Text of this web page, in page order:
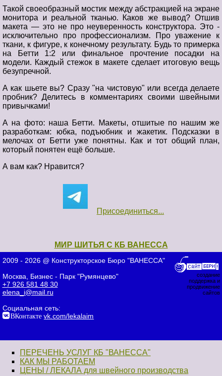
Такой своеобразный мостик между абстракцией на экране
монитора и реальной тканью. Каков же вывод? Отшив
макета — это не про неуверенность конструктора. Это -
исключительно про профессионализм. Про уважение к
ткани, к фигуре, к конечному результату. Будь то примерка
на Бетти 1:2 или финальное прочтение посадки на
модели. Каждый стежок в макете сделает итоговую вещь
безупречной.
А как шьете вы? Сразу "на чистовую" или всегда делаете
пробник? Делитесь в комментариях своими швейными
привычками!
А на фото: наша Бетти. Макеты, отшитые по нашим же
разработкам: юбка, подъюбник и жакетик. Подсказки в
мелочах от Бетти уже понятны. Как и тот общий план,
который понятен ещё больше.
А вам как? Нравится?
Присоединиться...
МИР ШИТЬЯ С КБ ВАНЕССА
2009 - 2026 @ Конструкторское Бюро "ВАНЕССА"
Москва, Бизнес - Парк "Румянцево"
+7 926 581 48 30
elena_i@mail.ru
Социальная сеть:
ВКонтакте vk.com/lekalaim
создание
поддержка и
продвижение
сайтов
ПЕРЕЧЕНЬ УСЛУГ КБ "ВАНЕССА"
КАК МЫ РАБОТАЕМ
ЦЕНЫ / ЛЕКАЛА для швейного производства